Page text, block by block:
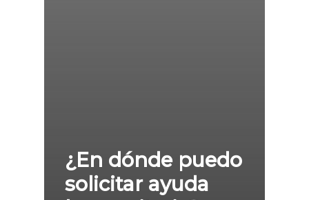
¿En dónde puedo
solicitar ayuda